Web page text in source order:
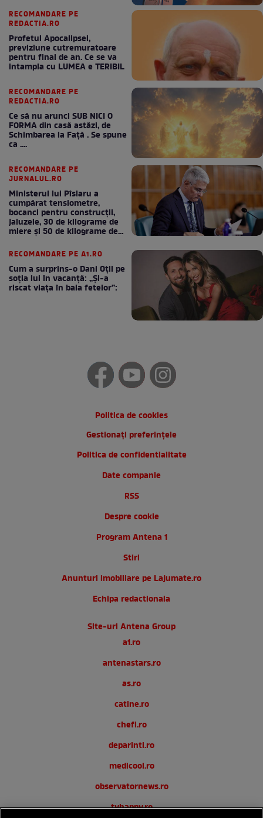
RECOMANDARE PE
REDACTIA.RO
Profetul Apocalipsei,
previziune cutremuratoare
pentru final de an. Ce se va
intampla cu LUMEA e TERIBIL
RECOMANDARE PE
REDACTIA.RO
Ce să nu arunci SUB NICI O
FORMA din casă astăzi, de
Schimbarea la Față . Se spune
ca ....
RECOMANDARE PE
JURNALUL.RO
Ministerul lui Pîslaru a
cumpărat tensiometre,
bocanci pentru construcții,
jaluzele, 30 de kilograme de
miere și 50 de kilograme de
RECOMANDARE PE A1.RO
Cum a surprins-o Dani Oțil pe
soția lui în vacanță: „Și-a
riscat viața în baia fetelor”:
Politica de cookies
Gestionați preferințele
Politica de confidentialitate
Date companie
RSS
Despre cookie
Program Antena 1
Stiri
Anunturi imobiliare pe Lajumate.ro
Echipa redactionala
Site-uri Antena Group
a1.ro
antenastars.ro
as.ro
catine.ro
chefi.ro
deparinti.ro
medicool.ro
observatornews.ro
tvhappy.ro